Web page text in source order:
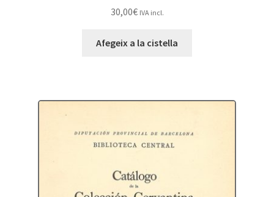
30,00€ IVA incl.
Afegeix a la cistella